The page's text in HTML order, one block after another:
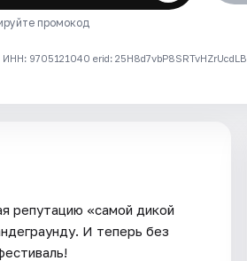
промокод
9705121040 erid: 25H8d7vbP8SRTvHZrUcdLB
репутацию «самой дикой
И теперь без